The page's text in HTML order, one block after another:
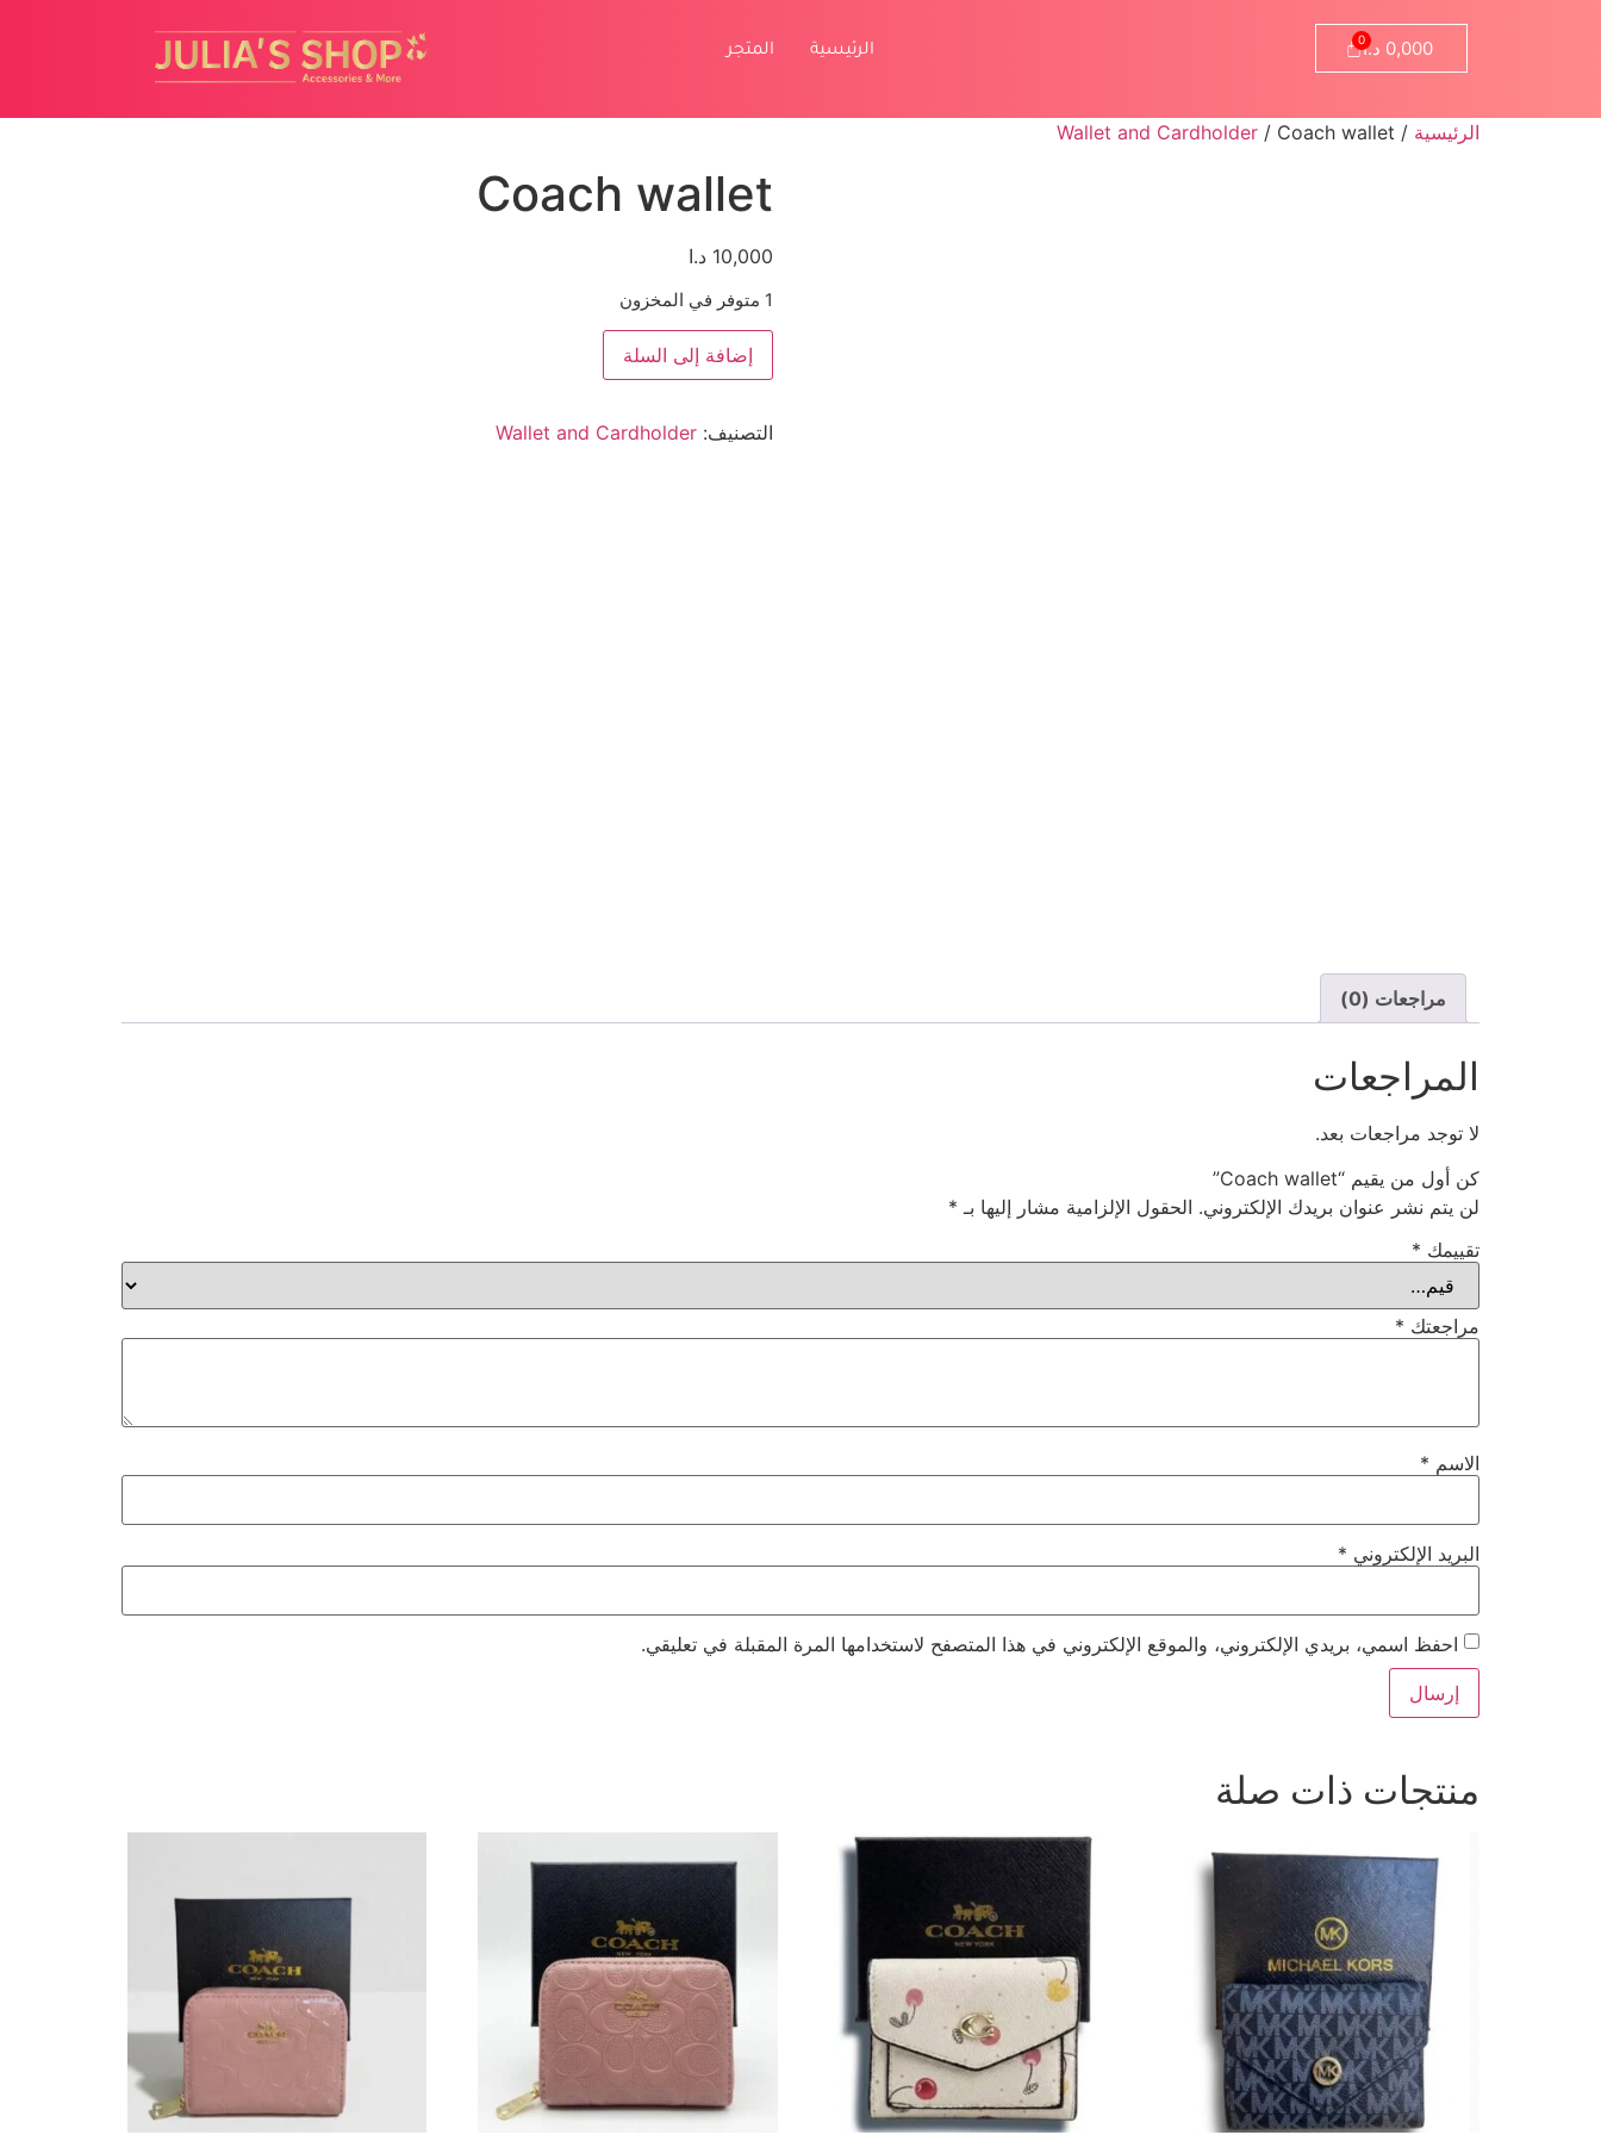
0,000 د.ا الرئيسية المتجر
الرئيسية /
Wallet and Cardholder / Coach wallet
Coach wallet
10,000 د.ا
1 متوفر في المخزون
إضافة إلى السلة
التصنيف: Wallet and Cardholder
مراجعات (0)
المراجعات
لا توجد مراجعات بعد.
كن أول من يقيم “Coach wallet”
لن يتم نشر عنوان بريدك الإلكتروني. الحقول الإلزامية مشار إليها بـ *
تقييمك *
مراجعتك *
الاسم *
البريد الإلكتروني *
احفظ اسمي، بريدي الإلكتروني، والموقع الإلكتروني في هذا المتصفح لاستخدامها المرة المقبلة في تعليقي.
منتجات ذات صلة